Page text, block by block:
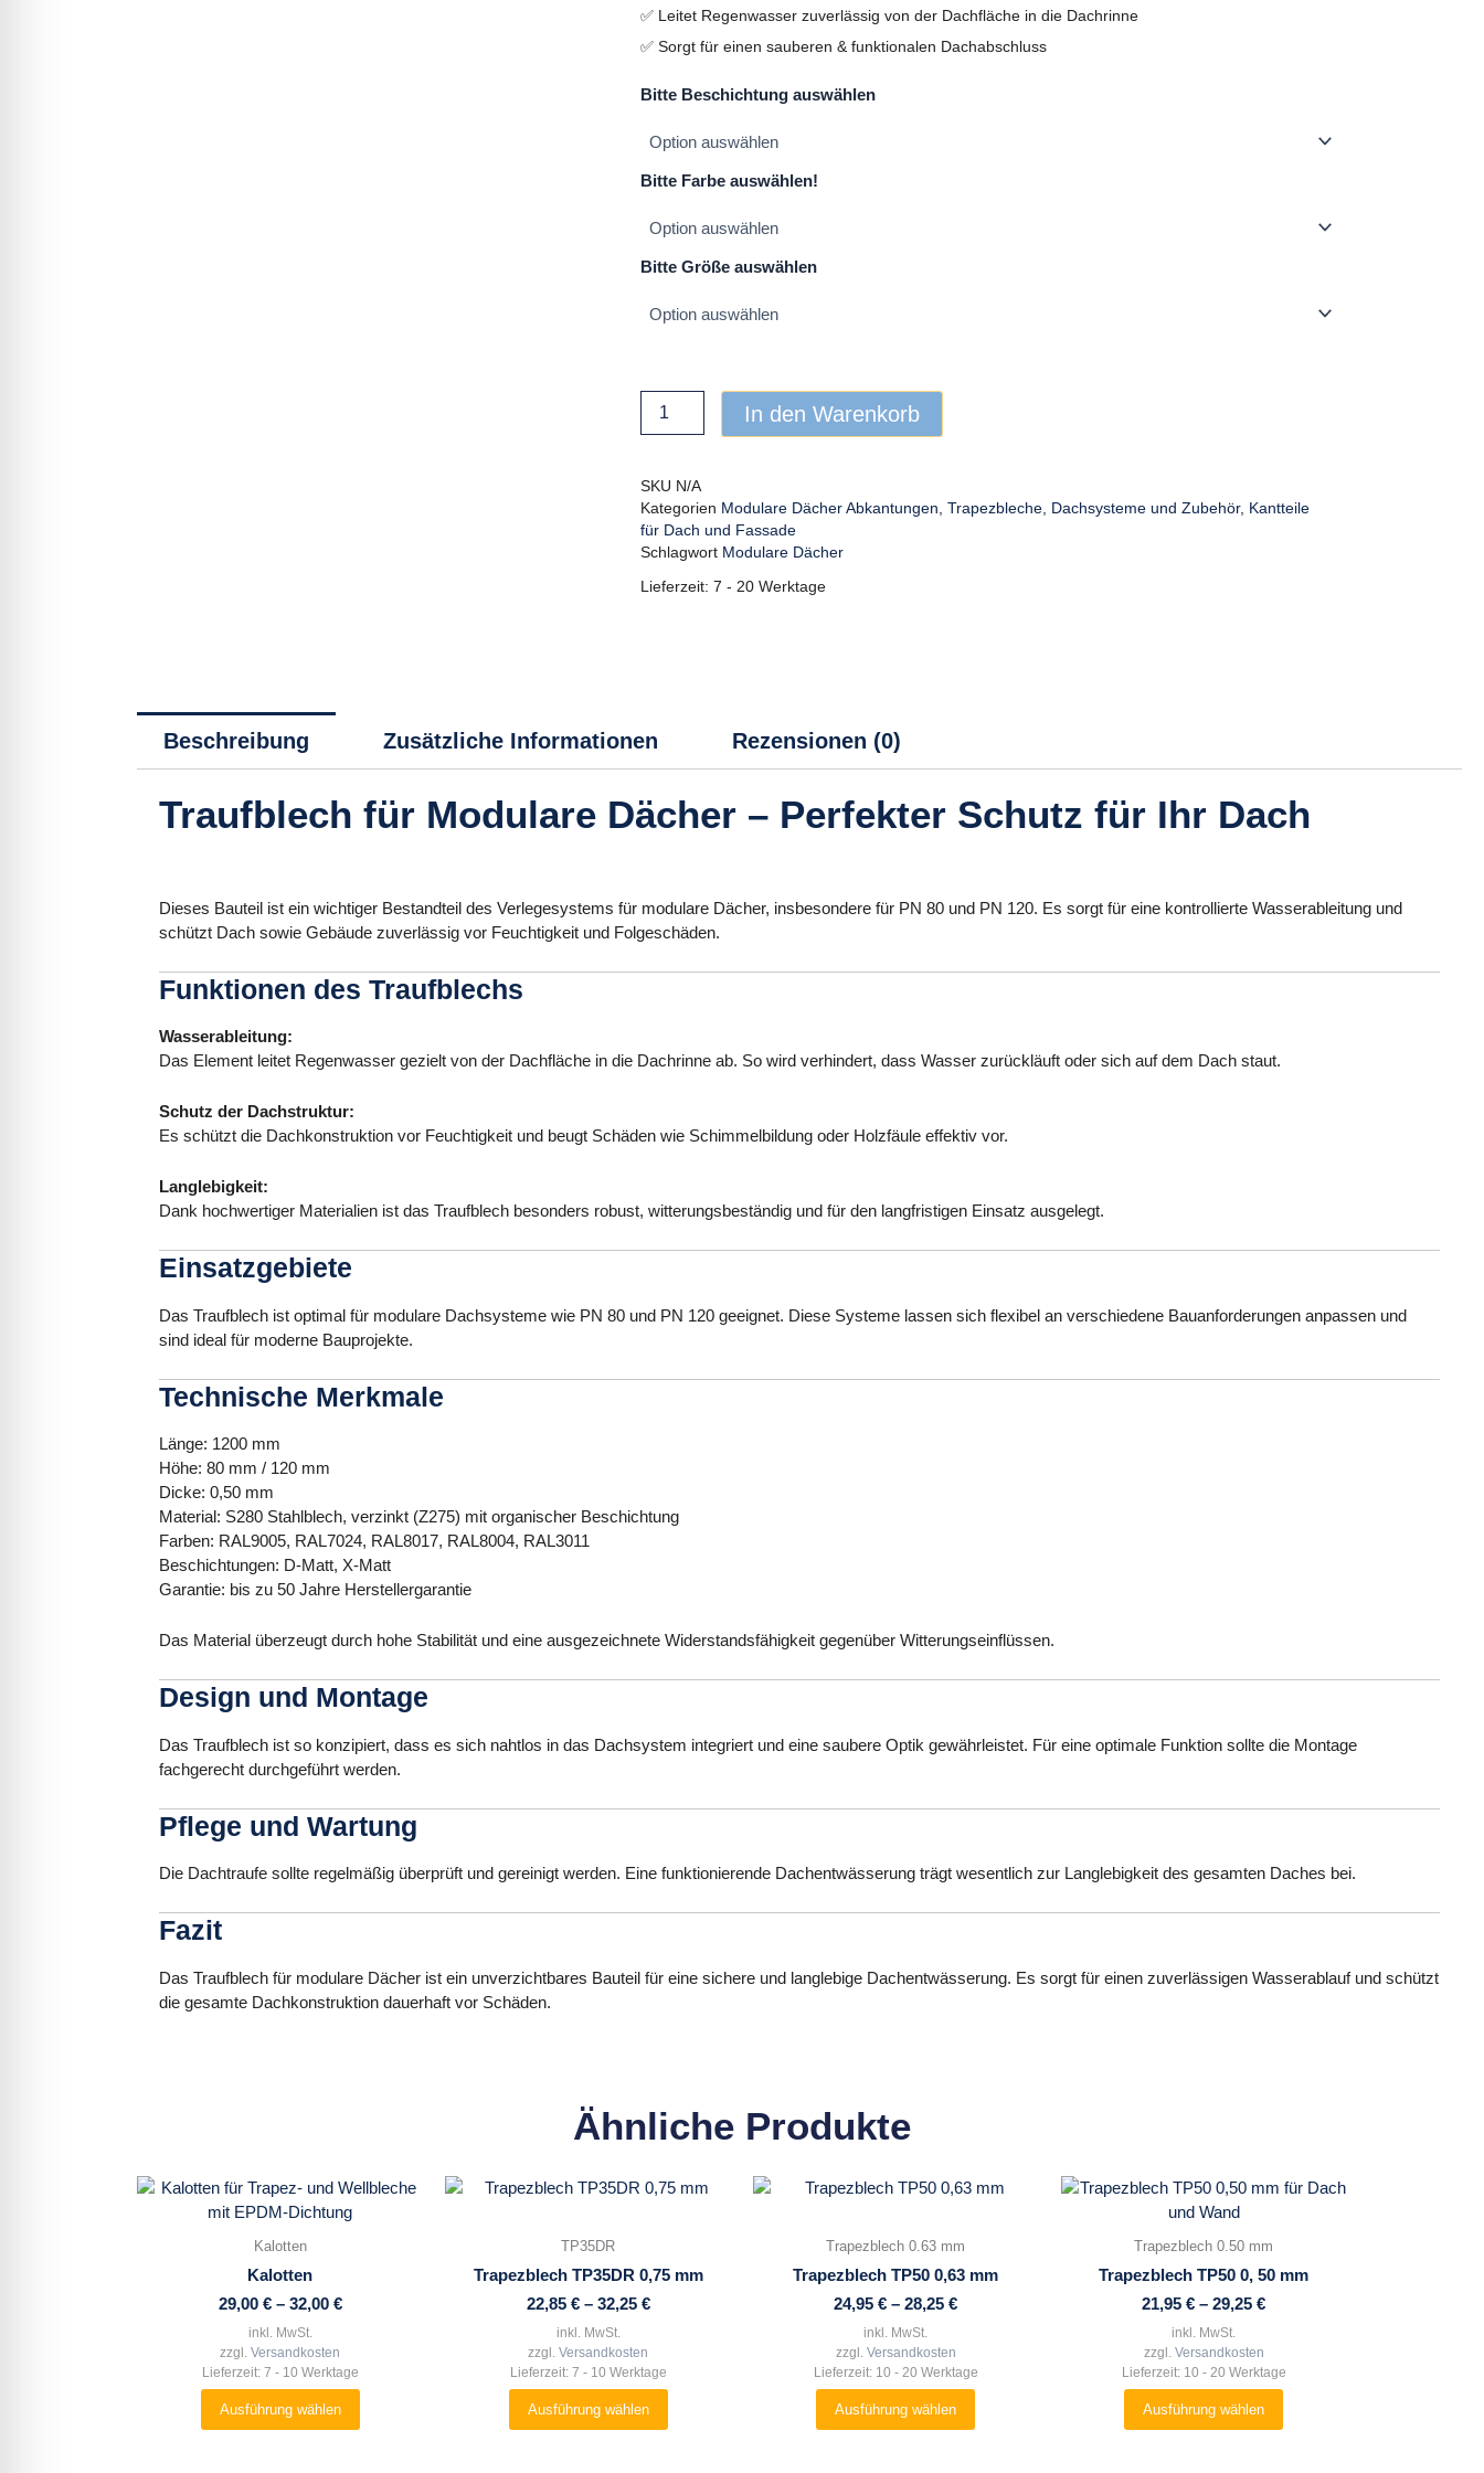
✅ Leitet Regenwasser zuverlässig von der Dachfläche in die Dachrinne
✅ Sorgt für einen sauberen & funktionalen Dachabschluss
Bitte Beschichtung auswählen
Bitte Farbe auswählen!
Bitte Größe auswählen
Traufblech
Modulare
Dächer
Menge
In den Warenkorb
SKU N/A
Kategorien Modulare Dächer Abkantungen Trapezbleche, Dachsysteme und Zubehör, Kantteile
für Dach und Fassade
Schlagwort Modulare Dächer
Lieferzeit: 7 - 20 Werktage
Beschreibung Zusätzliche Informationen Rezensionen (0)
Traufblech für Modulare Dächer – Perfekter Schutz für Ihr Dach
Dieses Bauteil ist ein wichtiger Bestandteil des Verlegesystems für modulare Dächer, insbesondere für PN 80 und PN 120. Es sorgt für eine kontrollierte Wasserableitung und
schützt Dach sowie Gebäude zuverlässig vor Feuchtigkeit und Folgeschäden.
Funktionen des Traufblechs
Wasserableitung:
Das Element leitet Regenwasser gezielt von der Dachfläche in die Dachrinne ab. So wird verhindert, dass Wasser zurückläuft oder sich auf dem Dach staut.
Schutz der Dachstruktur:
Es schützt die Dachkonstruktion vor Feuchtigkeit und beugt Schäden wie Schimmelbildung oder Holzfäule effektiv vor.
Langlebigkeit:
Dank hochwertiger Materialien ist das Traufblech besonders robust, witterungsbeständig und für den langfristigen Einsatz ausgelegt.
Einsatzgebiete
Das Traufblech ist optimal für modulare Dachsysteme wie PN 80 und PN 120 geeignet. Diese Systeme lassen sich flexibel an verschiedene Bauanforderungen anpassen und
sind ideal für moderne Bauprojekte.
Technische Merkmale
Länge: 1200 mm
Höhe: 80 mm / 120 mm
Dicke: 0,50 mm
Material: S280 Stahlblech, verzinkt (Z275) mit organischer Beschichtung
Farben: RAL9005, RAL7024, RAL8017, RAL8004, RAL3011
Beschichtungen: D-Matt, X-Matt
Garantie: bis zu 50 Jahre Herstellergarantie
Das Material überzeugt durch hohe Stabilität und eine ausgezeichnete Widerstandsfähigkeit gegenüber Witterungseinflüssen.
Design und Montage
Das Traufblech ist so konzipiert, dass es sich nahtlos in das Dachsystem integriert und eine saubere Optik gewährleistet. Für eine optimale Funktion sollte die Montage
fachgerecht durchgeführt werden.
Pflege und Wartung
Die Dachtraufe sollte regelmäßig überprüft und gereinigt werden. Eine funktionierende Dachentwässerung trägt wesentlich zur Langlebigkeit des gesamten Daches bei.
Fazit
Das Traufblech für modulare Dächer ist ein unverzichtbares Bauteil für eine sichere und langlebige Dachentwässerung. Es sorgt für einen zuverlässigen Wasserablauf und schützt
die gesamte Dachkonstruktion dauerhaft vor Schäden.
Ähnliche Produkte
Kalotten
Kalotten
29,00 €– 32,00 €
inkl. MwSt.
zzgl.Versandkosten
Lieferzeit: 7 - 10 Werktage
Ausführung wählen
Dieses
Produkt
Varianten
auf.
Die
Optionen
können
auf
der
TP35DR
Trapezblech TP35DR 0,75 mm
22,85 €– 32,25 €
inkl. MwSt.
zzgl.Versandkosten
Lieferzeit: 7 - 10 Werktage
Ausführung wählen
Dieses
Varianten
auf.
Die
Optionen
können
auf
der
Trapezblech 0.63 mm
Trapezblech TP50 0,63 mm
24,95€ –28,25€
inkl. MwSt.
zzgl. Versandkosten
Lieferzeit: 10 - 20 Werktage
Ausführung wählen
Dieses
Varianten
auf.
Die
Optionen
können
auf
der
Trapezblech 0.50 mm
Trapezblech TP50 0, 50 mm
21,95€ –29,25€
inkl. MwSt.
zzgl. Versandkosten
Lieferzeit: 10 - 20 Werktage
Ausführung wählen
Dieses
Produkt
Varianten
auf.
Die
Optionen
können
auf
der